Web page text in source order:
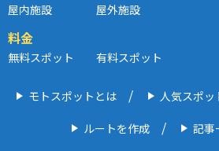
屋内施設 屋外施設
料金
無料スポット 有料スポット
モトスポットとは 人気スポッ
ルートを作成 記事